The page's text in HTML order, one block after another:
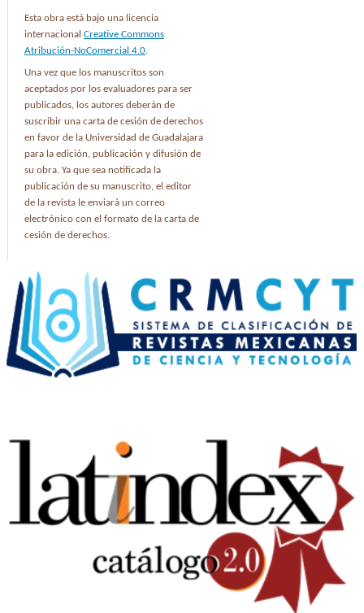
Esta obra está bajo una licencia
internacional Creative Commons
Atribución-NoComercial 4.0.
Una vez que los manuscritos son
aceptados por los evaluadores para ser
publicados, los autores deberán de
suscribir una carta de cesión de derechos
en favor de la Universidad de Guadalajara
para la edición, publicación y difusión de
su obra. Ya que sea notificada la
publicación de su manuscrito, el editor
de la revista le enviará un correo
electrónico con el formato de la carta de
cesión de derechos.